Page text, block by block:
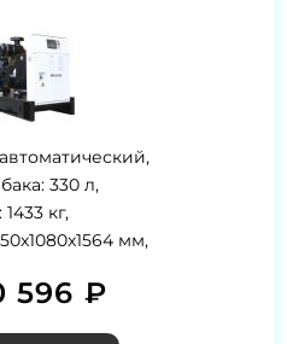
330 л,
1433 кг,
мм,
596 ₽